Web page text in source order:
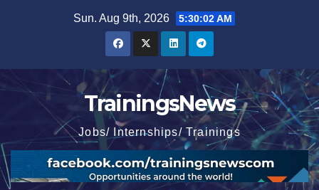
Sun. Aug 9th, 2026 5:30:03 AM
TrainingsNews
Jobs/ Internships/ Trainings